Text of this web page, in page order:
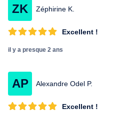
ZK Zéphirine K.
Excellent !
il y a presque 2 ans
AP Alexandre Odel P.
Excellent !